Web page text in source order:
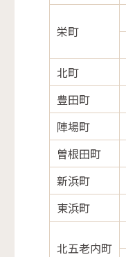
栄町
北町
豊田町
陣場町
曽根田町
新浜町
東浜町
北五老内町